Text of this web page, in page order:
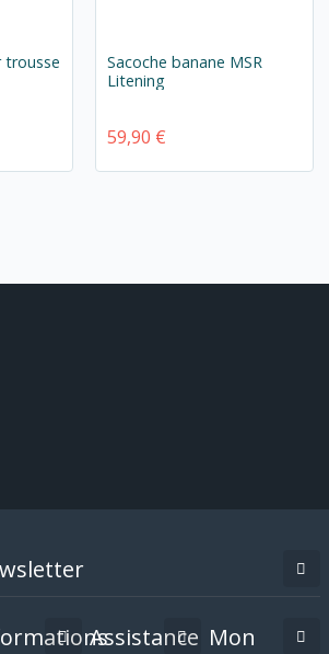
trousse
Sacoche banane MSR
Litening
59,90 €
Assistance Mon